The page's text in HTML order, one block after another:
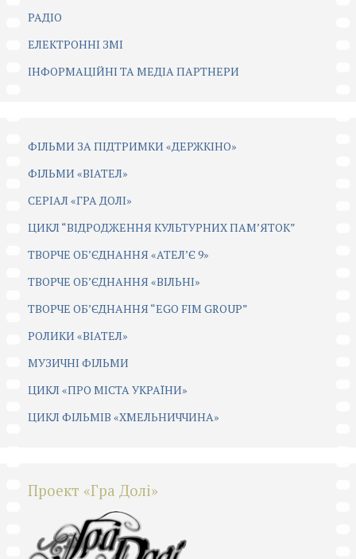
РАДІО
ЕЛЕКТРОННІ ЗМІ
ІНФОРМАЦІЙНІ ТА МЕДІА ПАРТНЕРИ
ФІЛЬМИ ЗА ПІДТРИМКИ «ДЕРЖКІНО»
ФІЛЬМИ «ВІАТЕЛ»
СЕРІАЛ «ГРА ДОЛІ»
ЦИКЛ “ВІДРОДЖЕННЯ КУЛЬТУРНИХ ПАМ’ЯТОК”
ТВОРЧЕ ОБ’ЄДНАННЯ «АТЕЛ’Є 9»
ТВОРЧЕ ОБ’ЄДНАННЯ «ВІЛЬНІ»
ТВОРЧЕ ОБ’ЄДНАННЯ “EGO FIM GROUP”
РОЛИКИ «ВІАТЕЛ»
МУЗИЧНІ ФІЛЬМИ
ЦИКЛ «ПРО МІСТА УКРАЇНИ»
ЦИКЛ ФІЛЬМІВ «ХМЕЛЬНИЧЧИНА»
Проект «Гра Долі»